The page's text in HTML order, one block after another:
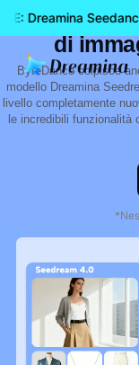
Dreamina
Seedream
di
ByteDance colpisce
modello Dreamina
livello completamente
le incredibili funzionalità